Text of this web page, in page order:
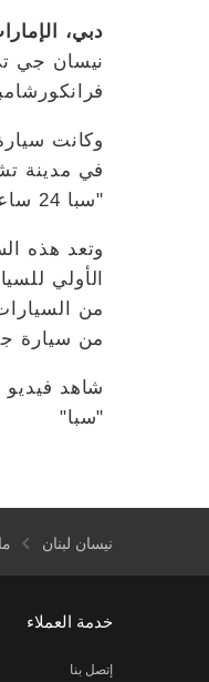
دبي،
في مدينة
"سبا 24 ساعة" من خلال دورة استعراضية.
وتعد هذه
من
من سيارة جي تي-آر في عام
"سبا"
نيسان لبنان
خدمة العملاء
إتصل بنا